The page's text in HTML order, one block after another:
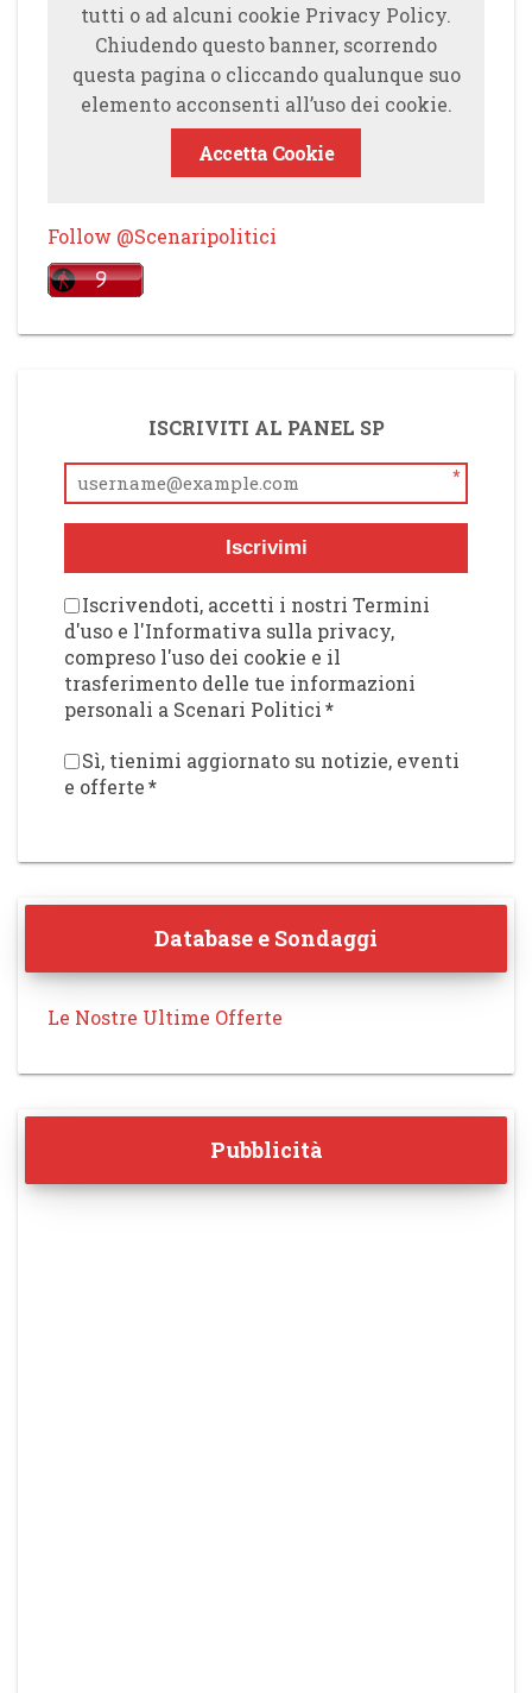
tutti o ad alcuni cookie Privacy Policy.
Chiudendo questo banner, scorrendo
questa pagina o cliccando qualunque suo
elemento acconsenti all’uso dei cookie.
Accetta Cookie
Follow @Scenaripolitici
ISCRIVITI AL PANEL SP
*
Iscrivimi
Iscrivendoti, accetti i nostri Termini
d'uso e l'Informativa sulla privacy,
compreso l'uso dei cookie e il
trasferimento delle tue informazioni
personali a Scenari Politici*
Sì, tienimi aggiornato su notizie, eventi
e offerte*
Database e Sondaggi
Le Nostre Ultime Offerte
Pubblicità